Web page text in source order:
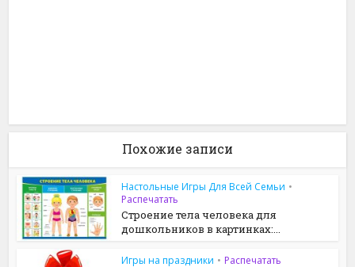
Похожие записи
Настольные Игры Для Всей Семьи •
Распечатать
Строение тела человека для
дошкольников в картинках:...
Игры на праздники • Распечатать